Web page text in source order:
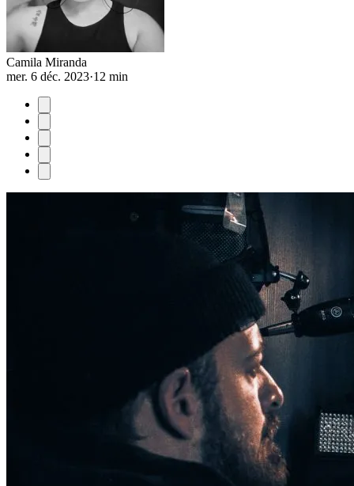
Camila Miranda
mer. 6 déc. 2023·12 min